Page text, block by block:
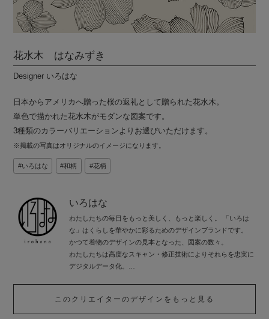
花水木 はなみずき
Designer いろはな
日本からアメリカへ贈った桜の返礼として贈られた花水木。
単色で描かれた花水木がモダンな図案です。
3種類のカラーバリエーションよりお選びいただけます。
※掲載の写真はオリジナルのイメージになります。
いろはな 和柄 花柄
いろはな
わたしたちの毎日をもっと美しく、もっと楽しく。 「いろは
な」はくらしを華やかに彩るためのデザインブランドです。
かつて着物のデザインの見本となった、図案の数々。
わたしたちは高度なスキャン・修正技術によりそれらを忠実に
デジタルデータ化。
いろはなはインテリアを中心としたさまざまなシーンに向け、
これからも日本の伝統的なデザインを提案していきます。
このクリエイターのデザインをもっと見る